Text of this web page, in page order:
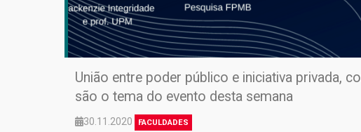
União entre poder público e iniciativa privada,
são o tema do evento desta semana
30.11.2020 FACULDADES